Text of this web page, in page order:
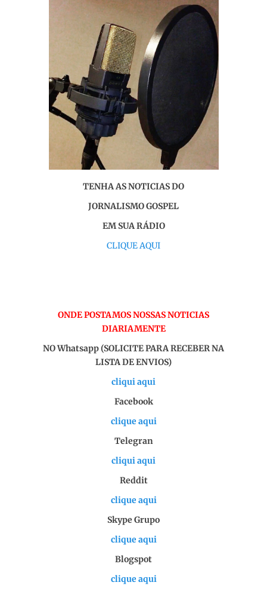
TENHA AS NOTICIAS DO
JORNALISMO GOSPEL
EM SUA RÁDIO
CLIQUE AQUI
ONDE POSTAMOS NOSSAS NOTICIAS
DIARIAMENTE
NO Whatsapp (SOLICITE PARA RECEBER NA
LISTA DE ENVIOS)
cliqui aqui
Facebook
clique aqui
Telegran
cliqui aqui
Reddit
clique aqui
Skype Grupo
clique aqui
Blogspot
clique aqui